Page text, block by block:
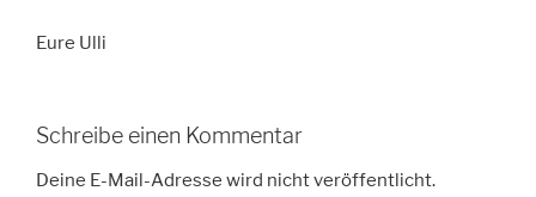
Eure Ulli
Schreibe einen Kommentar
Deine E-Mail-Adresse wird nicht veröffentlicht.